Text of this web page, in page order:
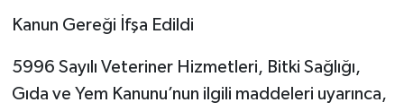
Kanun Gereği İfşa Edildi
5996 Sayılı Veteriner Hizmetleri, Bitki Sağlığı,
Gıda ve Yem Kanunu’nun ilgili maddeleri uyarınca,